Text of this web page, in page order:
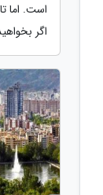
است. اما
اگر